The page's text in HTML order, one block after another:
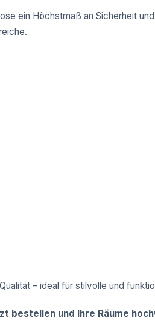
ein Höchstmaß an Sicherheit
– ideal für stilvolle und
bestellen und Ihre Räume